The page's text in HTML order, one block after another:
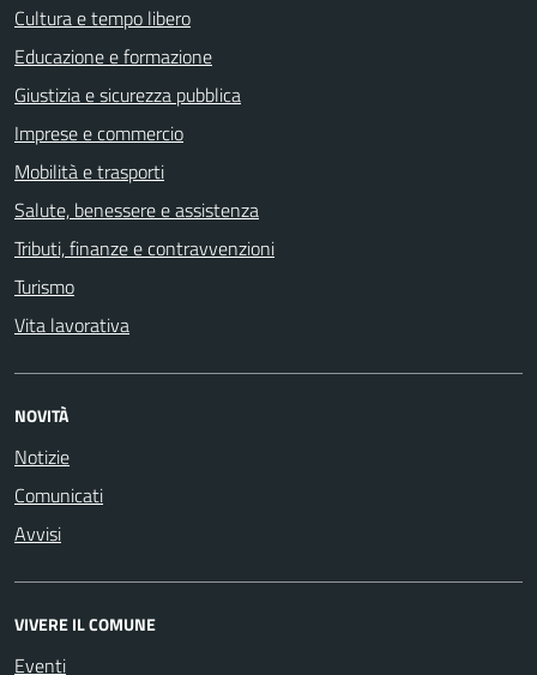
Cultura e tempo libero
Educazione e formazione
Giustizia e sicurezza pubblica
Imprese e commercio
Mobilità e trasporti
Salute, benessere e assistenza
Tributi, finanze e contravvenzioni
Turismo
Vita lavorativa
NOVITÀ
Notizie
Comunicati
Avvisi
VIVERE IL COMUNE
Eventi